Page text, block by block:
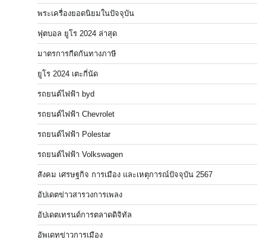
พระเครื่องยอดนิยมในปัจจุบัน
ฟุตบอล ยูโร 2024 ล่าสุด
มาตรการกีดกันทางภาษี
ยูโร 2024 เตะกี่นัด
รถยนต์ไฟฟ้า byd
รถยนต์ไฟฟ้า Chevrolet
รถยนต์ไฟฟ้า Polestar
รถยนต์ไฟฟ้า Volkswagen
สังคม เศรษฐกิจ การเมือง และเหตุการณ์ปัจจุบัน 2567
อัปเดตข่าวสารวงการเพลง
อัปเดตเทรนด์การตลาดดิจิทัล
อัพเดทข่าวการเมือง